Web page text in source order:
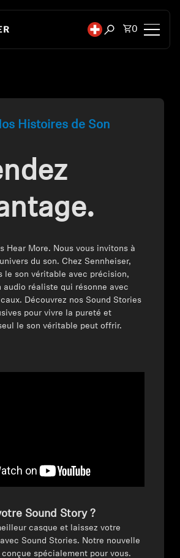
Ouvrir la fenêtre
Nombre
0
d'origine pour l'audition
AMBEO
Histoires de Son
Hear More. Nous vous invitons à
du son. Chez Sennheiser,
le son véritable avec précision,
audio réaliste qui résonne avec
Découvrez nos Sound Stories
pour vivre la pureté et
le son véritable peut offrir.
Sound Story ?
casque et laissez votre
Sound Stories. Notre nouvelle
spécialement pour vous.